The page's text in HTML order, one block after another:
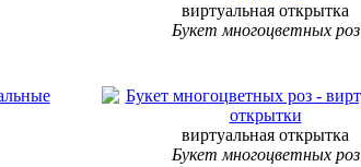
виртуальная открытка
Букет многоцветных роз
виртуальная открытка
Букет многоцветных роз